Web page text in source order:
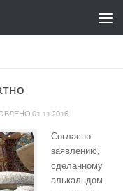
01.11.2016
Согласно
заявлению,
сделанному
алькальдом